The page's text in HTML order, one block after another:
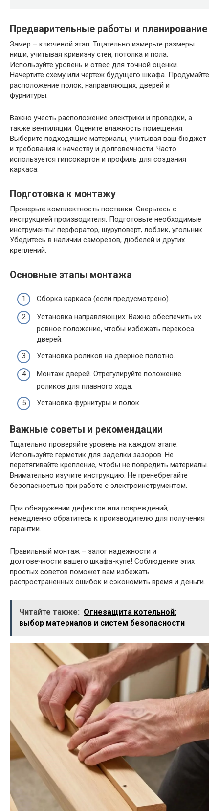
Предварительные работы и планирование
Замер – ключевой этап. Тщательно измерьте размеры
ниши, учитывая кривизну стен, потолка и пола.
Используйте уровень и отвес для точной оценки.
Начертите схему или чертеж будущего шкафа. Продумайте
расположение полок, направляющих, дверей и
фурнитуры.
Важно учесть расположение электрики и проводки, а
также вентиляции. Оцените влажность помещения.
Выберите подходящие материалы, учитывая ваш бюджет
и требования к качеству и долговечности. Часто
используется гипсокартон и профиль для создания
каркаса.
Подготовка к монтажу
Проверьте комплектность поставки. Сверьтесь с
инструкцией производителя. Подготовьте необходимые
инструменты: перфоратор, шуруповерт, лобзик, угольник.
Убедитесь в наличии саморезов, дюбелей и других
креплений.
Основные этапы монтажа
Сборка каркаса (если предусмотрено).
Установка направляющих. Важно обеспечить их
ровное положение, чтобы избежать перекоса
дверей.
Установка роликов на дверное полотно.
Монтаж дверей. Отрегулируйте положение
роликов для плавного хода.
Установка фурнитуры и полок.
Важные советы и рекомендации
Тщательно проверяйте уровень на каждом этапе.
Используйте герметик для заделки зазоров. Не
перетягивайте крепление, чтобы не повредить материалы.
Внимательно изучите инструкцию. Не пренебрегайте
безопасностью при работе с электроинструментом.
При обнаружении дефектов или повреждений,
немедленно обратитесь к производителю для получения
гарантии.
Правильный монтаж – залог надежности и
долговечности вашего шкафа-купе! Соблюдение этих
простых советов поможет вам избежать
распространенных ошибок и сэкономить время и деньги.
Читайте также: Огнезащита котельной:
выбор материалов и систем безопасности